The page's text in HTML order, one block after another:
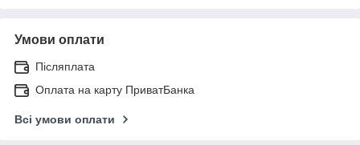
Умови оплати
Післяплата
Оплата на карту ПриватБанка
Всі умови оплати